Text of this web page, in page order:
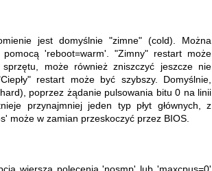
jest domyślnie "zimne" (cold). Można
'reboot=warm'. "Zimny" restart może
może również zniszczyć jeszcze nie
restart może być szybszy. Domyślnie,
poprzez żądanie pulsowania bitu 0 na linii
przynajmniej jeden typ płyt głównych, z
może w zamian przeskoczyć przez BIOS.
wiersza polecenia 'nosmp' lub 'maxcpus=0'